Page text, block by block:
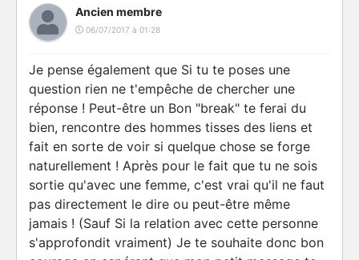
Ancien membre
06/07/2017 à 01:28
Je pense également que Si tu te poses une
question rien ne t'empêche de chercher une
réponse ! Peut-être un Bon "break" te ferai du
bien, rencontre des hommes tisses des liens et
fait en sorte de voir si quelque chose se forge
naturellement ! Après pour le fait que tu ne sois
sortie qu'avec une femme, c'est vrai qu'il ne faut
pas directement le dire ou peut-être même
jamais ! (Sauf Si la relation avec cette personne
s'approfondit vraiment) Je te souhaite donc bon